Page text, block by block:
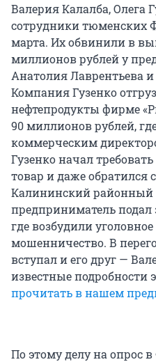
Валерия Калалба, Олега
сотрудники тюменских
марта. Их обвинили в
миллионов рублей у
Анатолия Лаврентьева
Компания Гузенко
нефтепродукты фирме
90 миллионов рублей,
коммерческим
Гузенко начал
товар и даже обратился
Калининский
предприниматель
где возбудили
мошенничество. В
вступал и его друг —
известные подробности
прочитать в нашем
По этому делу на опрос